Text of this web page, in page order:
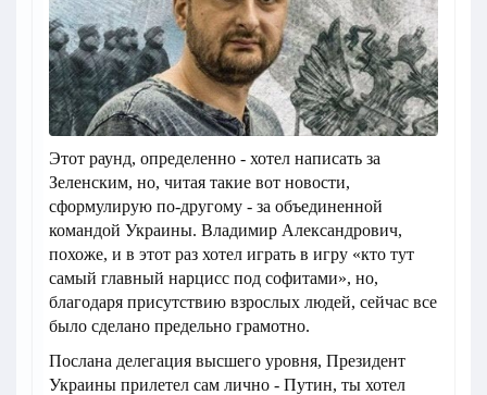
Этот раунд, определенно - хотел написать за
Зеленским, но, читая такие вот новости,
сформулирую по-другому - за объединенной
командой Украины. Владимир Александрович,
похоже, и в этот раз хотел играть в игру «кто тут
самый главный нарцисс под софитами», но,
благодаря присутствию взрослых людей, сейчас все
было сделано предельно грамотно.
Послана делегация высшего уровня, Президент
Украины прилетел сам лично - Путин, ты хотел